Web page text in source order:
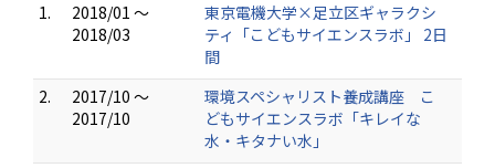
1.
2018/01 ～
2018/03
東京電機大学×足立区ギャラクシ
ティ「こどもサイエンスラボ」 2日
間
2.
2017/10 ～
2017/10
環境スペシャリスト養成講座 こ
どもサイエンスラボ「キレイな
水・キタナい水」